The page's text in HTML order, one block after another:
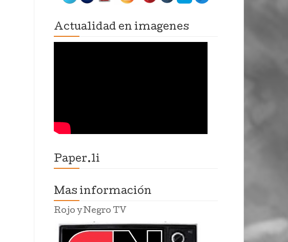
Actualidad en imagenes
Paper.li
Mas información
Rojo y Negro TV